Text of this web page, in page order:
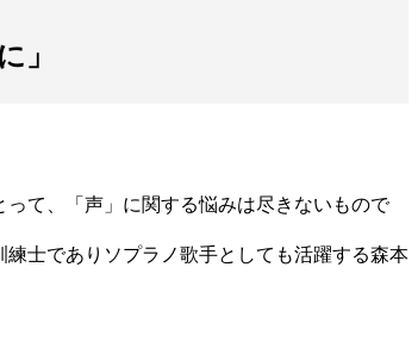
」
て、「声」に関する悩みは尽きないもので
士でありソプラノ歌手としても活躍する森本